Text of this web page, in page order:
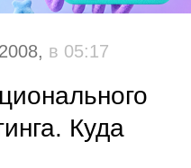
в 05:17
Куда